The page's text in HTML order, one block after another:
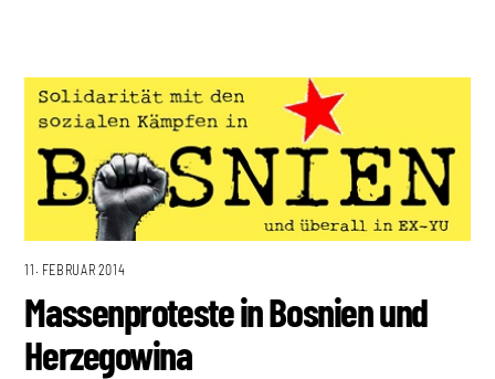
11. FEBRUAR 2014
Massenproteste in Bosnien und
Herzegowina